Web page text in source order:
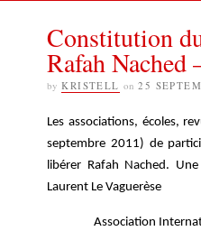
Constitution
Rafah Nached
by KRISTELL on 25
Les associations, écoles,
septembre 2011) de
libérer Rafah Nached.
Laurent Le Vaguerèse
Association